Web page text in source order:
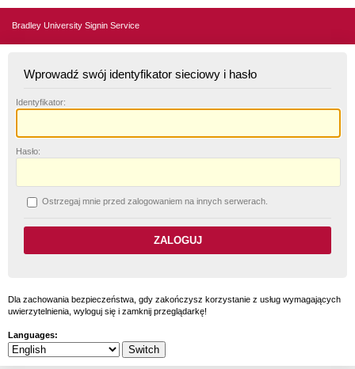
Bradley University Signin Service
Wprowadź swój identyfikator sieciowy i hasło
Identyfikator:
Hasło:
Ostrzegaj mnie przed zalogowaniem na innych serwerach.
Dla zachowania bezpieczeństwa, gdy zakończysz korzystanie z usług wymagających
uwierzytelnienia, wyloguj się i zamknij przeglądarkę!
Languages: